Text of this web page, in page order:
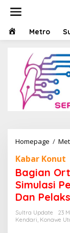
HOMEMetro
Homepage /
Kabar Konut
Bagian
Simulasi
Dan
Sultra Update
23
Kendari, Konawe